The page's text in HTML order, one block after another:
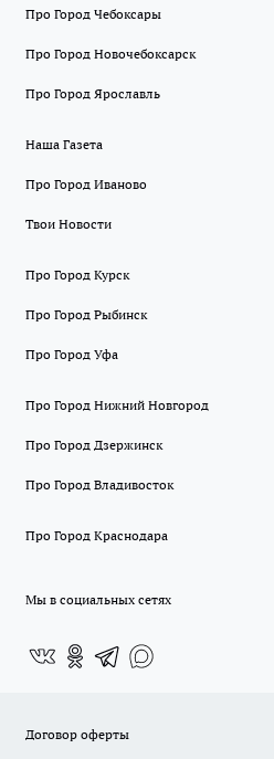
Про Город Чебоксары
Про Город Новочебоксарск
Про Город Ярославль
Наша Газета
Про Город Иваново
Твои Новости
Про Город Курск
Про Город Рыбинск
Про Город Уфа
Про Город Нижний Новгород
Про Город Дзержинск
Про Город Владивосток
Про Город Краснодара
Мы в социальных сетях
Договор оферты